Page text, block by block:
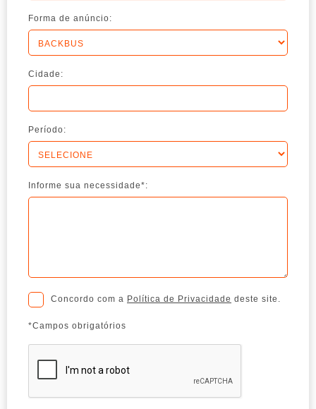
Forma de anúncio:
Cidade:
Período:
Informe sua necessidade*:
Concordo com a Política de Privacidade deste site.
*Campos obrigatórios